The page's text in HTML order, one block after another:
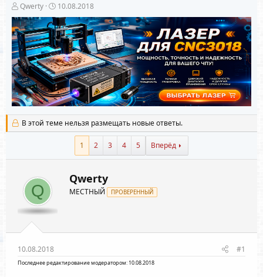
А
в
т
о
р
т
е
м
ы
Qwerty
Д
а
т
а
н
а
ч
а
л
а
10.08.2018
В этой теме нельзя размещать новые ответы.
1 2 3 4 5 Вперёд
Q
Qwerty
МЕСТНЫЙ ПРОВЕРЕННЫЙ
10.08.2018 #1
Последнее редактирование модератором: 10.08.2018